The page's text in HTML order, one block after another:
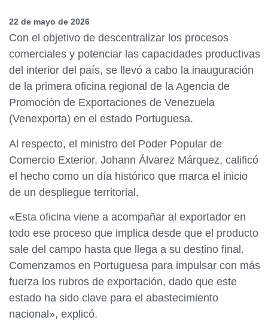
22 de mayo de 2026
Con el objetivo de descentralizar los procesos
comerciales y potenciar las capacidades productivas
del interior del país, se llevó a cabo la inauguración
de la primera oficina regional de la Agencia de
Promoción de Exportaciones de Venezuela
(Venexporta) en el estado Portuguesa.
Al respecto, el ministro del Poder Popular de
Comercio Exterior, Johann Álvarez Márquez, calificó
el hecho como un día histórico que marca el inicio
de un despliegue territorial.
«Esta oficina viene a acompañar al exportador en
todo ese proceso que implica desde que el producto
sale del campo hasta que llega a su destino final.
Comenzamos en Portuguesa para impulsar con más
fuerza los rubros de exportación, dado que este
estado ha sido clave para el abastecimiento
nacional», explicó.